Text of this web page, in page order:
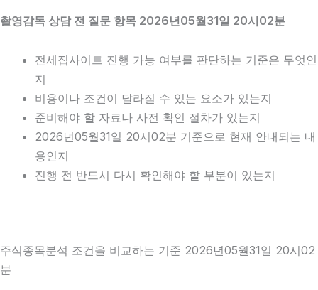
촬영감독 상담 전 질문 항목 2026년05월31일 20시02분
전세집사이트 진행 가능 여부를 판단하는 기준은 무엇인
지
비용이나 조건이 달라질 수 있는 요소가 있는지
준비해야 할 자료나 사전 확인 절차가 있는지
2026년05월31일 20시02분 기준으로 현재 안내되는 내
용인지
진행 전 반드시 다시 확인해야 할 부분이 있는지
주식종목분석 조건을 비교하는 기준 2026년05월31일 20시02
분